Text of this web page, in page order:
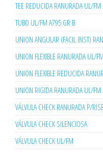
TEE REDUCIDA RANURADA UL/FM
TUBO UL/FM A795 GR B
UNION ANGULAR (FACIL INST)
UNION FLEXIBLE RANURADA UL/FM
UNION FLEXIBLE REDUCIDA
UNION RIGIDA RANURADA UL/FM
VÁLVULA CHECK RANURADA P/
VÁLVULA CHECK SILENCIOSA
VÁLVULA CHECK UL/FM